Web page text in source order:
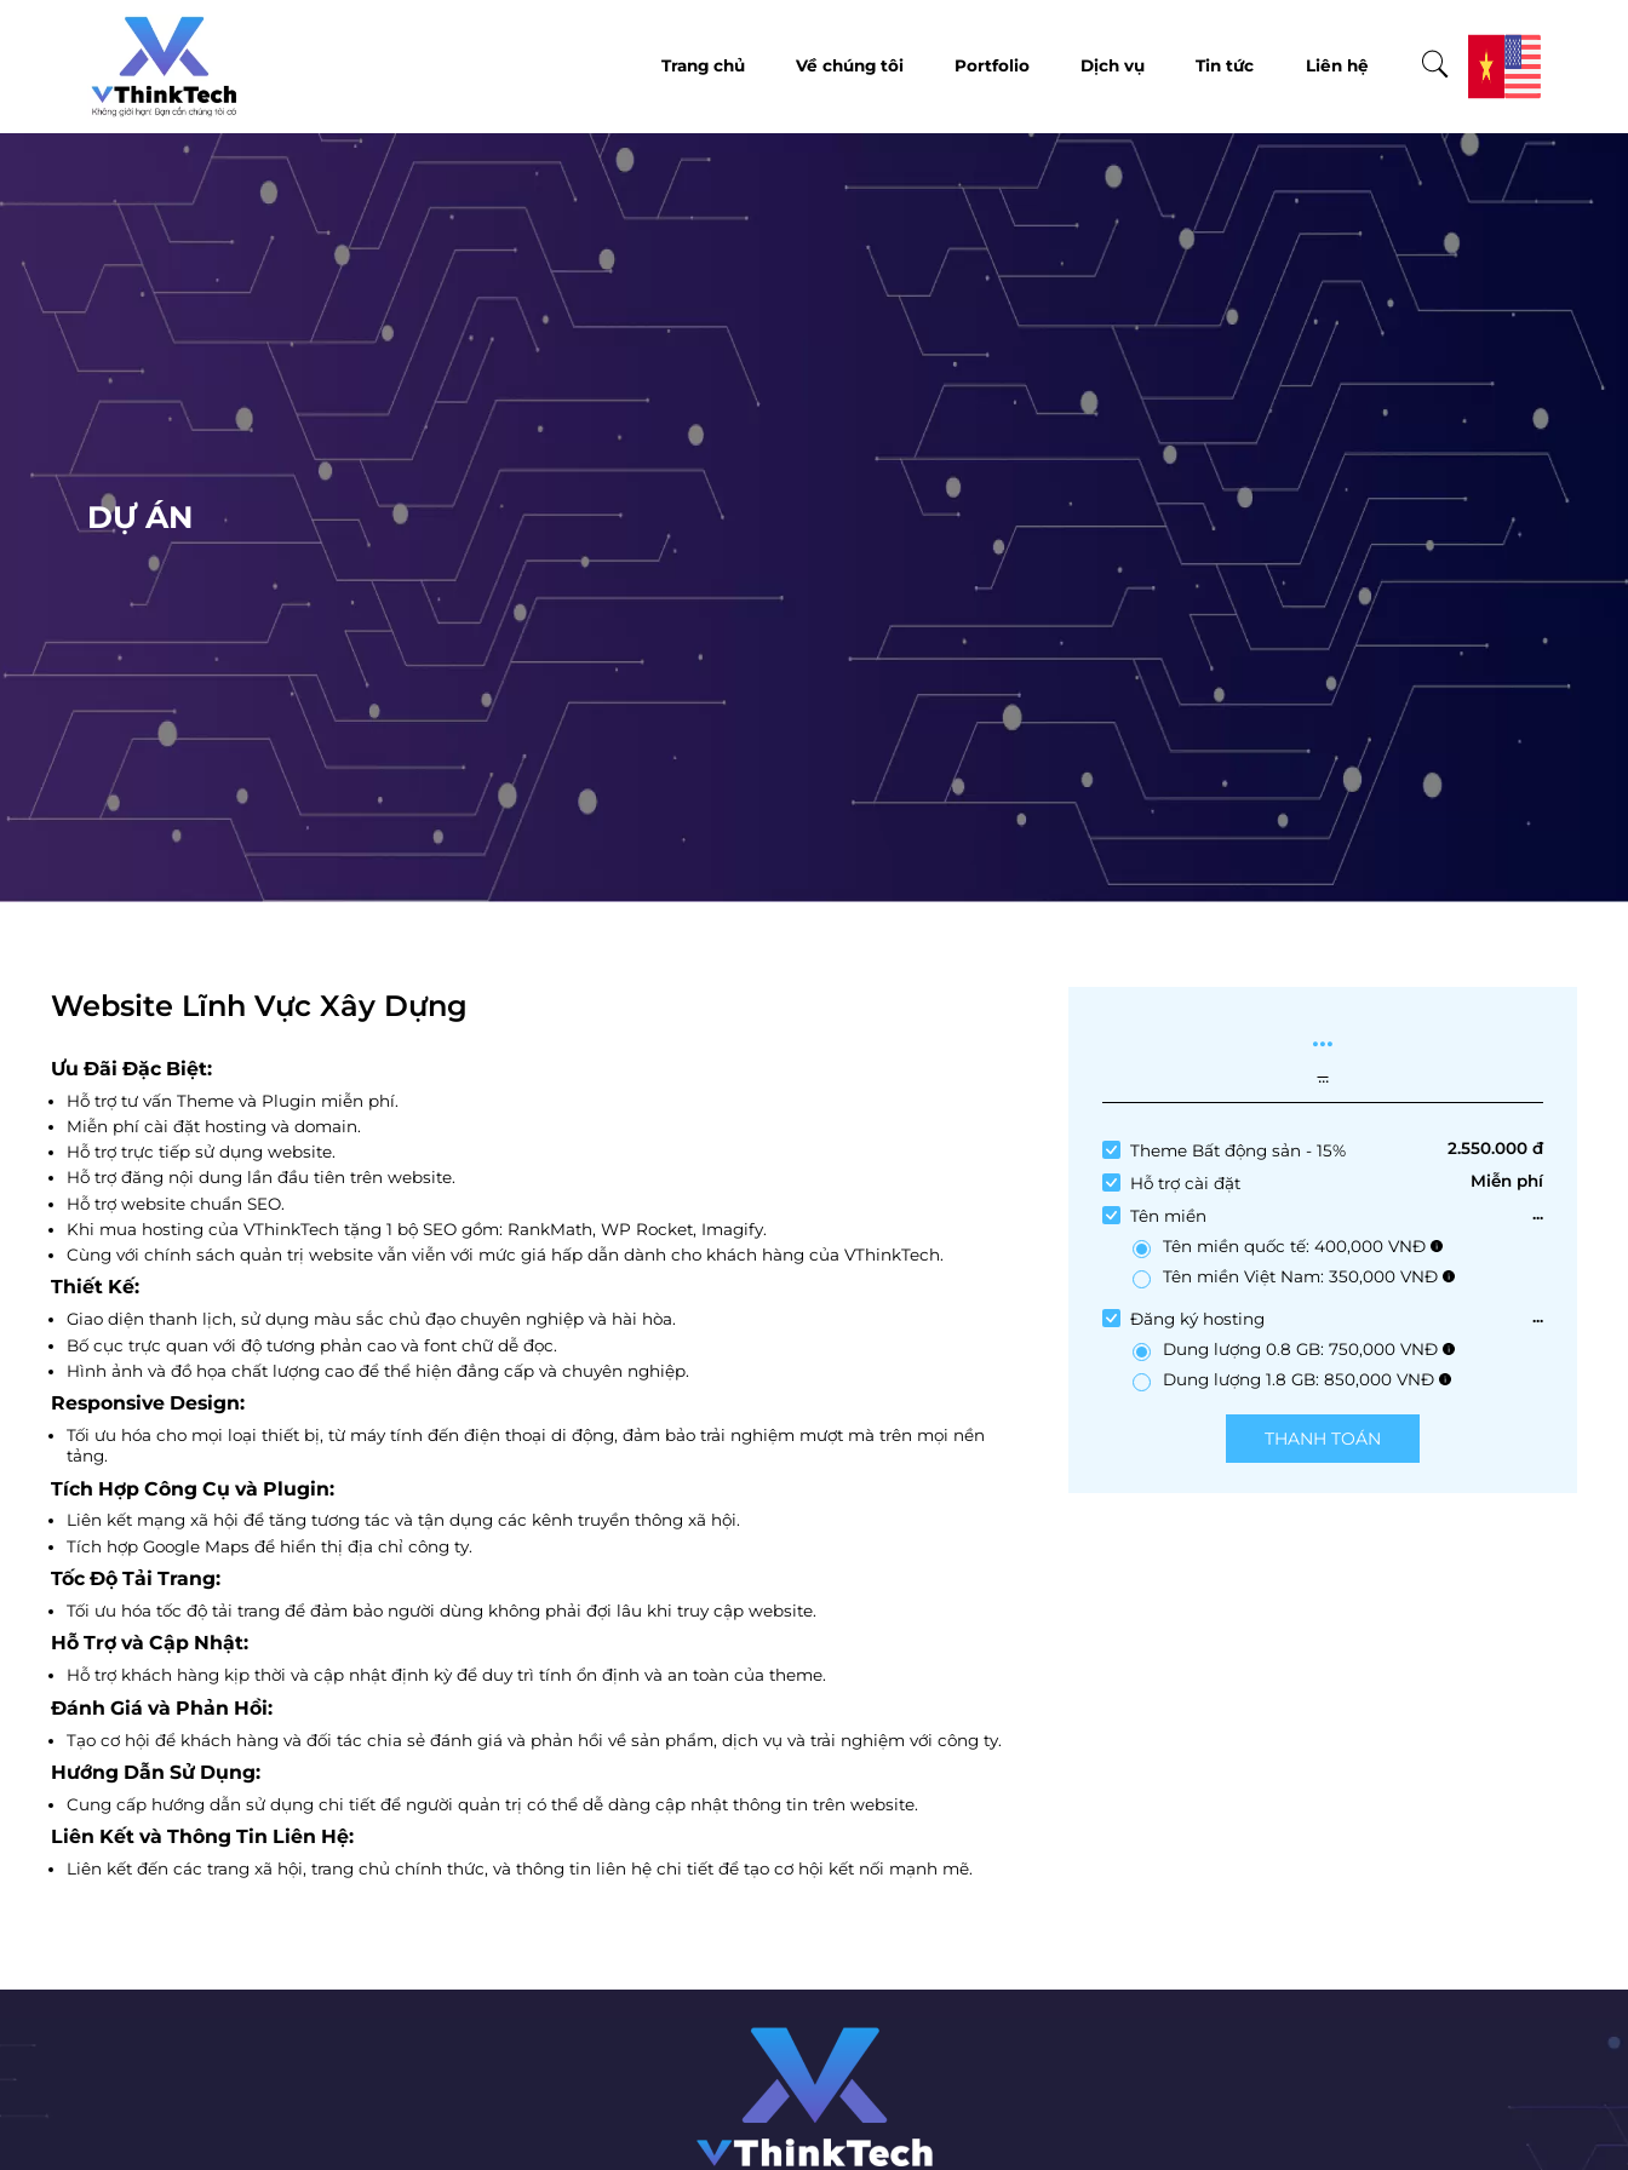
Trang chủ Về chúng tôi Portfolio Dịch vụ Tin tức Liên hệ
DỰ ÁN
Website Lĩnh Vực Xây Dựng
Ưu Đãi Đặc Biệt:
Hỗ trợ tư vấn Theme và Plugin miễn phí.
Miễn phí cài đặt hosting và domain.
Hỗ trợ trực tiếp sử dụng website.
Hỗ trợ đăng nội dung lần đầu tiên trên website.
Hỗ trợ website chuẩn SEO.
Khi mua hosting của VThinkTech tặng 1 bộ SEO gồm: RankMath, WP Rocket, Imagify.
Cùng với chính sách quản trị website vẫn viễn với mức giá hấp dẫn dành cho khách hàng của VThinkTech.
Thiết Kế:
Giao diện thanh lịch, sử dụng màu sắc chủ đạo chuyên nghiệp và hài hòa.
Bố cục trực quan với độ tương phản cao và font chữ dễ đọc.
Hình ảnh và đồ họa chất lượng cao để thể hiện đẳng cấp và chuyên nghiệp.
Responsive Design:
Tối ưu hóa cho mọi loại thiết bị, từ máy tính đến điện thoại di động, đảm bảo trải nghiệm mượt mà trên mọi nền
tảng.
Tích Hợp Công Cụ và Plugin:
Liên kết mạng xã hội để tăng tương tác và tận dụng các kênh truyền thông xã hội.
Tích hợp Google Maps để hiển thị địa chỉ công ty.
Tốc Độ Tải Trang:
Tối ưu hóa tốc độ tải trang để đảm bảo người dùng không phải đợi lâu khi truy cập website.
Hỗ Trợ và Cập Nhật:
Hỗ trợ khách hàng kịp thời và cập nhật định kỳ để duy trì tính ổn định và an toàn của theme.
Đánh Giá và Phản Hồi:
Tạo cơ hội để khách hàng và đối tác chia sẻ đánh giá và phản hồi về sản phẩm, dịch vụ và trải nghiệm với công ty.
Hướng Dẫn Sử Dụng:
Cung cấp hướng dẫn sử dụng chi tiết để người quản trị có thể dễ dàng cập nhật thông tin trên website.
Liên Kết và Thông Tin Liên Hệ:
Liên kết đến các trang xã hội, trang chủ chính thức, và thông tin liên hệ chi tiết để tạo cơ hội kết nối mạnh mẽ.
...
...
Theme Bất động sản - 15%
2.550.000 đ
Hỗ trợ cài đặt
Miễn phí
Tên miền
...
Tên miền quốc tế: 400,000 VNĐ
Tên miền Việt Nam: 350,000 VNĐ
Đăng ký hosting
...
Dung lượng 0.8 GB: 750,000 VNĐ
Dung lượng 1.8 GB: 850,000 VNĐ
THANH TOÁN